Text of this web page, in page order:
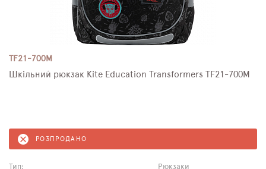
TF21-700M
Шкільний рюкзак Kite Education Transformers TF21-700M
РОЗПРОДАНО
Тип:
Рюкзаки